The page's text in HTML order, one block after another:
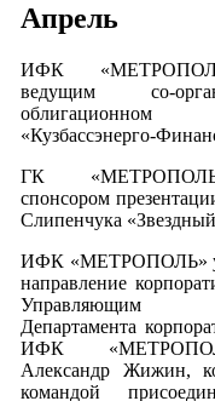
Апрель
ИФК
ведущим со-
«Кузбассэнерго-
ГК
спонсором
Слипенчука
ИФК «МЕТРОПОЛЬ»
направление
Управляющим
Департамента
ИФК
Александр Жижин,
командой